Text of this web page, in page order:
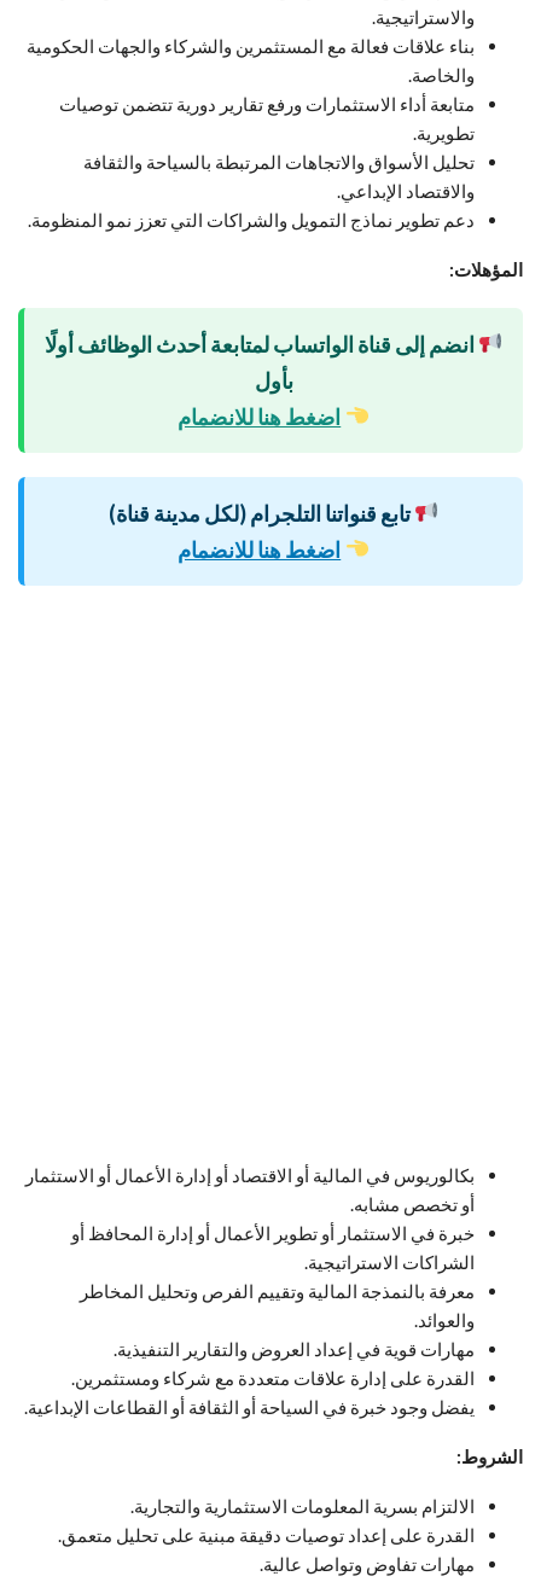
والاستراتيجية.
بناء علاقات فعالة مع المستثمرين والشركاء والجهات الحكومية
والخاصة.
متابعة أداء الاستثمارات ورفع تقارير دورية تتضمن توصيات
تطويرية.
تحليل الأسواق والاتجاهات المرتبطة بالسياحة والثقافة
والاقتصاد الإبداعي.
دعم تطوير نماذج التمويل والشراكات التي تعزز نمو المنظومة.
المؤهلات:
انضم إلى قناة الواتساب لمتابعة أحدث الوظائف أولًا
بأول
اضغط هنا للانضمام
تابع قنواتنا التلجرام (لكل مدينة قناة)
اضغط هنا للانضمام
بكالوريوس في المالية أو الاقتصاد أو إدارة الأعمال أو الاستثمار
أو تخصص مشابه.
خبرة في الاستثمار أو تطوير الأعمال أو إدارة المحافظ أو
الشراكات الاستراتيجية.
معرفة بالنمذجة المالية وتقييم الفرص وتحليل المخاطر
والعوائد.
مهارات قوية في إعداد العروض والتقارير التنفيذية.
القدرة على إدارة علاقات متعددة مع شركاء ومستثمرين.
يفضل وجود خبرة في السياحة أو الثقافة أو القطاعات الإبداعية.
الشروط:
الالتزام بسرية المعلومات الاستثمارية والتجارية.
القدرة على إعداد توصيات دقيقة مبنية على تحليل متعمق.
مهارات تفاوض وتواصل عالية.